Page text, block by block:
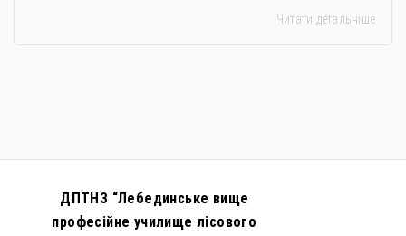
застосовується метод використання дітей у
Читати детальніше
ДПТНЗ “Лебединське вище
професійне училище лісового